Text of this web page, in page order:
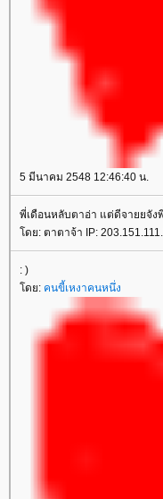
5 มีนาคม 2548 12:46:40 น.
พี่เดือนหลับตาอ่า แต่ดีจายยจัง
ดย: ตาตาจ้า IP:
: )
ดย: คนขี้เหงาคนหนึ่ง